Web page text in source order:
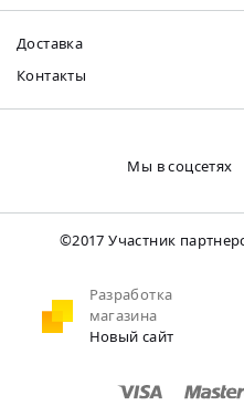
Доставка
Контакты
Мы в соцсетях
©2017 Участник
Разработка
магазина
Новый сайт